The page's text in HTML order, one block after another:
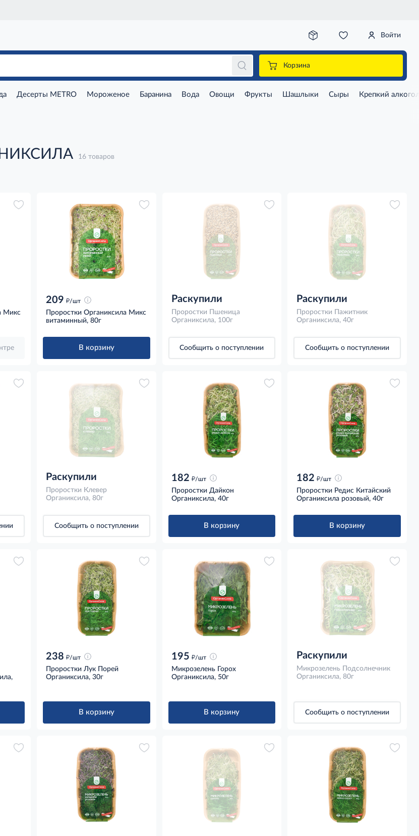
Войти
Корзина
Десерты METRO Мороженое Баранина Вода Овощи Фрукты Шашлыки Сыры Крепкий
16 товаров
Микс
209 д/шт
Проростки Органиксила Микс
витаминный, 80г
В корзину
Раскупили
Проростки Пшеница
Органиксила, 100г
Сообщить о поступлении
Раскупили
Проростки Пажитник
Органиксила, 40г
Сообщить о поступлении
Раскупили
Проростки Клевер
Органиксила, 80г
Сообщить о поступлении
182 д/шт
Проростки Дайкон
Органиксила, 40г
В корзину
182 д/шт
Проростки Редис Китайский
Органиксила розовый, 40г
В корзину
238 д/шт
Проростки Лук Порей
Органиксила, 30г
В корзину
195 д/шт
Микрозелень Горох
Органиксила, 50г
В корзину
Раскупили
Микрозелень Подсолнечник
Органиксила, 80г
Сообщить о поступлении